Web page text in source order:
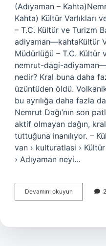
(Adıyaman –
Kahta) Kültür Varlıkları
– T.C. Kültür ve Turizm
adiyaman—kahtaKültür
Müdürlüğü – T.C. Kültür
nemrut-dagi-
nedir? Kral buna daha
üzüntüden öldü.
bu ayrılığa daha fazla
Nemrut Dağı’nın son
aktif olmayan dağın,
tuttuğuna inanılıyor. –
van › kulturatlasi ›
› Adıyaman neyi…
Devamını okuyun Adıyaman
Neyi